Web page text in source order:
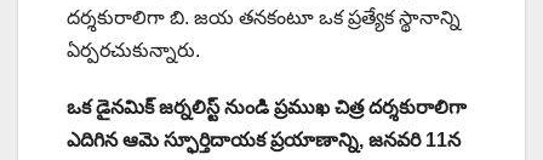
దర్శకురాలిగా బి. జయ తనకంటూ ఒక ప్రత్యేక స్థానాన్ని
ఏర్పరచుకున్నారు.
ఒక డైనమిక్ జర్నలిస్ట్ నుండి ప్రముఖ చిత్ర దర్శకురాలిగా
ఎదిగిన ఆమె స్ఫూర్తిదాయక ప్రయాణాన్ని, జనవరి 11న